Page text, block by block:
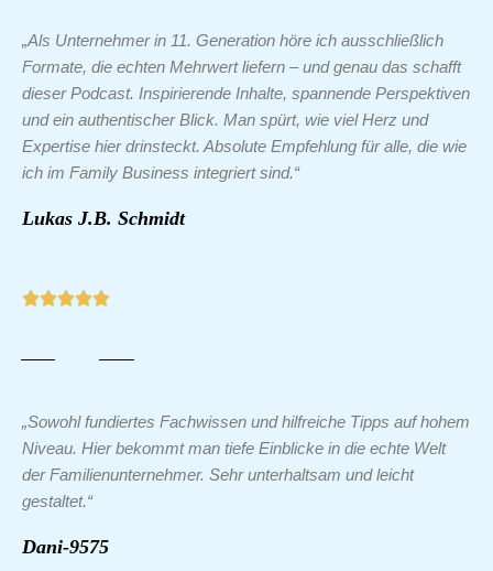
„Als Unternehmer in 11. Generation höre ich ausschließlich
Formate, die echten Mehrwert liefern – und genau das schafft
dieser Podcast. Inspirierende Inhalte, spannende Perspektiven
und ein authentischer Blick. Man spürt, wie viel Herz und
Expertise hier drinsteckt. Absolute Empfehlung für alle, die wie
ich im Family Business integriert sind.“
Lukas J.B. Schmidt
„Sowohl fundiertes Fachwissen und hilfreiche Tipps auf hohem
Niveau. Hier bekommt man tiefe Einblicke in die echte Welt
der Familienunternehmer. Sehr unterhaltsam und leicht
gestaltet.“
Dani-9575